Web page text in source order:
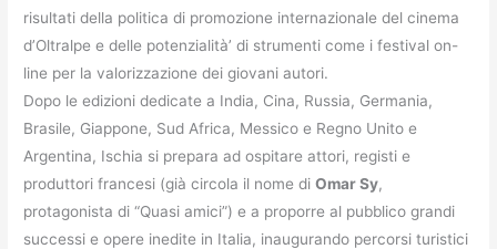
risultati della politica di promozione internazionale del cinema
d’Oltralpe e delle potenzialità’ di strumenti come i festival on-
line per la valorizzazione dei giovani autori.
Dopo le edizioni dedicate a India, Cina, Russia, Germania,
Brasile, Giappone, Sud Africa, Messico e Regno Unito e
Argentina, Ischia si prepara ad ospitare attori, registi e
produttori francesi (già circola il nome diOmar Sy,
protagonista di “Quasi amici”) e a proporre al pubblico grandi
successi e opere inedite in Italia, inaugurando percorsi turistici